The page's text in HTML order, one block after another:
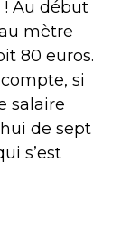
! Au début
mètre
80 euros.
si
salaire
de sept
s’est